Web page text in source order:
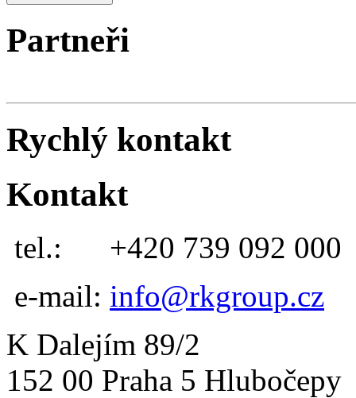
Partneři
Rychlý kontakt
Kontakt
tel.: +420 739 092 000
e-mail: info@rkgroup.cz
K Dalejím 89/2
152 00 Praha 5 Hlubočepy